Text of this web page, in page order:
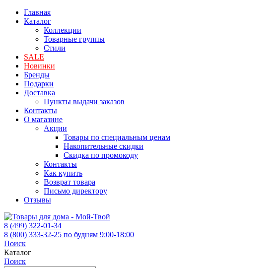
Главная
Каталог
Коллекции
Товарные группы
Стили
SALE
Новинки
Бренды
Подарки
Доставка
Пункты выдачи заказов
Контакты
О магазине
Акции
Товары по специальным ценам
Накопительные скидки
Скидка по промокоду
Контакты
Как купить
Возврат товара
Письмо директору
Отзывы
8 (499) 322-01-34
8 (800) 333-32-25 по будням 9:00-18:00
Поиск
Каталог
Поиск